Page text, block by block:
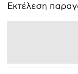
Εκτέλεση